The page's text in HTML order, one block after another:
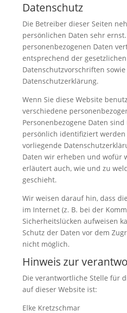
Datenschutz
Die Betreiber dieser Seiten
persönlichen Daten sehr
personenbezogenen Daten
entsprechend der gesetzlichen
Datenschutzvorschriften
Datenschutzerklärung.
Wenn Sie diese Website
verschiedene
Personenbezogene Daten
persönlich identifiziert werden
vorliegende
Daten wir erheben und wofür
erläutert auch, wie und zu
geschieht.
Wir weisen darauf hin, dass
im Internet (z. B. bei der
Sicherheitslücken aufweisen
Schutz der Daten vor dem
nicht möglich.
Hinweis zur
Die verantwortliche Stelle für
auf dieser Website ist:
Elke Kretzschmar